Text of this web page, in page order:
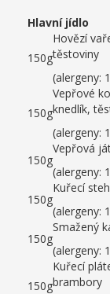
Hlavní jídlo
150g
Hovězí
těstoviny
(alergeny:
150g
Vepřové
knedlík,
(alergeny:
150g
Vepřová
(alergeny:
150g
Kuřecí
(alergeny:
150g
Smažený
(alergeny:
150g
Kuřecí
brambory